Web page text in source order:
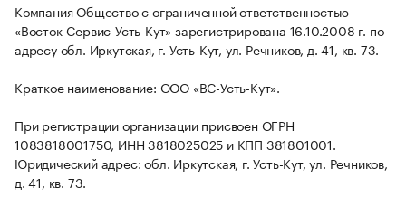
Компания Общество с ограниченной ответственностью
«Восток-Сервис-Усть-Кут» зарегистрирована 16.10.2008 г. по
адресу обл. Иркутская, г. Усть-Кут, ул. Речников, д. 41, кв. 73.
Краткое наименование: ООО «ВС-Усть-Кут».
При регистрации организации присвоен ОГРН
1083818001750, ИНН 3818025025 и КПП 381801001.
Юридический адрес: обл. Иркутская, г. Усть-Кут, ул. Речников,
д. 41, кв. 73.